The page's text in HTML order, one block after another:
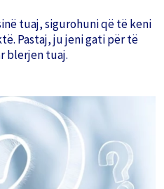
tuaj, sigurohuni që të keni
Pastaj, ju jeni gati për të
blerjen tuaj.